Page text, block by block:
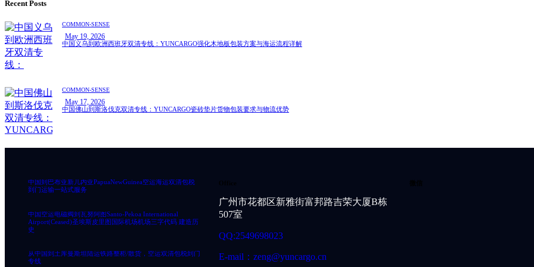
Recent Posts
COMMON-SENSE
May 19, 2026
中国义乌到欧洲西班牙双清专线：YUNCARGO强化木地板包装方案与海运流程详解
COMMON-SENSE
May 17, 2026
中国佛山到斯洛伐克双清专线：YUNCARGO瓷砖垫片货物包装要求与物流优势
中国到巴布亚新几内亚PapuaNewGuinea空运海运双清包税
到门运输一站式服务
中国空运电磁阀到瓦努阿图Santo-Pekoa International
Airport(Ceased)圣埃斯皮里图国际机场机场三字代码 建造历
史
从中国到土库曼斯坦陆运铁路整柜/散货，空运双清包税到门
专线
广州市花都区新雅街富邦路吉荣大厦B栋
507室
QQ:2549698023
E-mail：zeng@yuncargo.cn